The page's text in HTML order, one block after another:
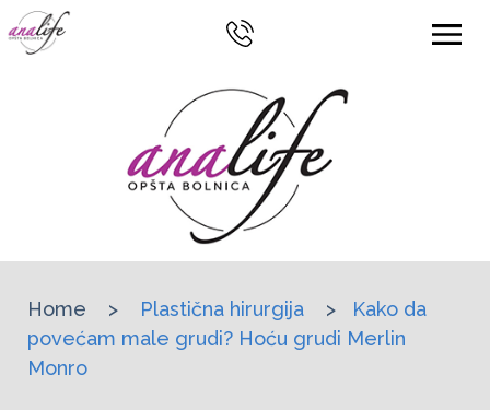
Home > Plastična hirurgija >
Kako da
povećam male grudi? Hoću grudi Merlin
Monro